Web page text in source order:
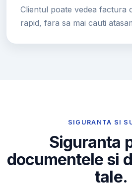
Clientul poate vedea factura
rapid, fara sa mai cauti
SIGURANTA SI
Siguranta
documentele si
tale.